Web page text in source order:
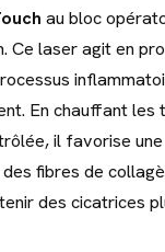
au bloc
Ce laser agit en
En chauffant les
il favorise
fibres de
des cicatrices